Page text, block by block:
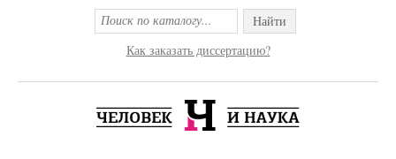
Найти
Как заказать диссертацию?